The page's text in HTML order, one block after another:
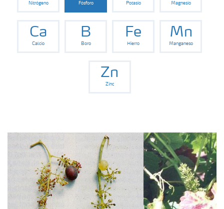
Red de Distribuidores Ecuador
Nitrógeno Fósforo Potasio Magnesio
Ca
Calcio
B
Boro
Fe
Hierro
Mn
Manganeso
Zn
Zinc